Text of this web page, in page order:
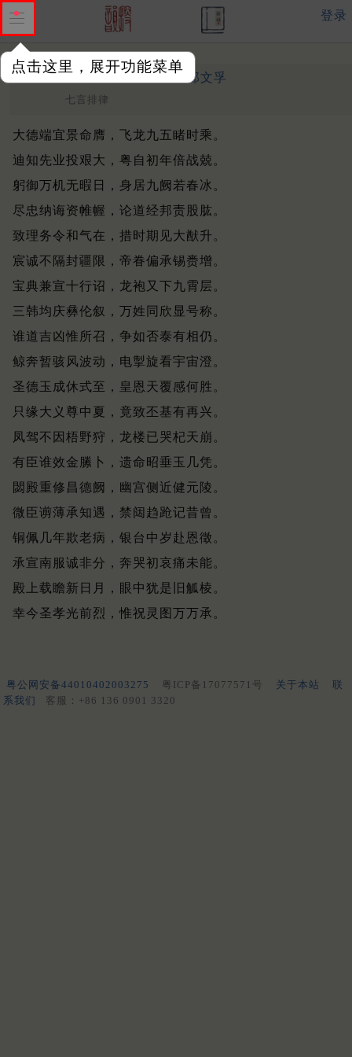
点击这里，展开功能菜单
登录
宣宗大王挽章代述 明 · 郑文孚
七言排律
大德端宜景命膺，飞龙九五睹时乘。
迪知先业投艰大，粤自初年倍战兢。
躬御万机无暇日，身居九阙若春冰。
尽忠纳诲资帷幄，论道经邦责股肱。
致理务令和气在，措时期见大猷升。
宸诚不隔封疆限，帝眷偏承锡赉增。
宝典兼宣十行诏，龙袍又下九霄层。
三韩均庆彝伦叙，万姓同欣显号称。
谁道吉凶惟所召，争如否泰有相仍。
鲸奔暂骇风波动，电掣旋看宇宙澄。
圣德玉成休式至，皇恩天覆感何胜。
只缘大义尊中夏，竟致丕基有再兴。
凤驾不因梧野狩，龙楼已哭杞天崩。
有臣谁效金縢卜，遗命昭垂玉几凭。
閟殿重修昌德阙，幽宫侧近健元陵。
微臣谫薄承知遇，禁闼趋跄记昔曾。
铜佩几年欺老病，银台中岁赴恩徵。
承宣南服诚非分，奔哭初哀痛未能。
殿上载瞻新日月，眼中犹是旧觚棱。
幸今圣孝光前烈，惟祝灵图万万承。
粤公网安备44010402003275 粤ICP备17077571号 关于本站
联
系我们
客服：+86 136 0901 3320